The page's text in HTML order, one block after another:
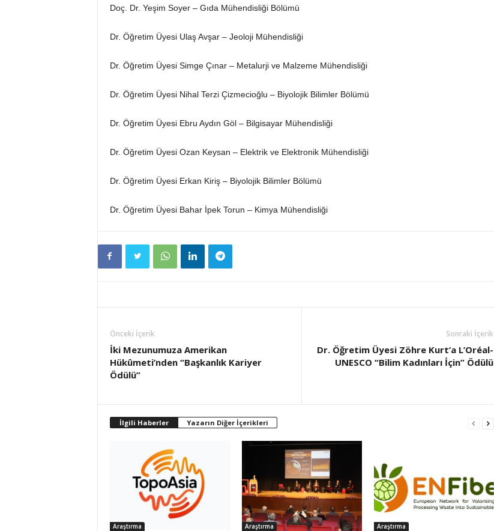
Doç. Dr. Yeşim Soyer – Gıda Mühendisliği Bölümü
Dr. Öğretim Üyesi Ulaş Avşar – Jeoloji Mühendisliği
Dr. Öğretim Üyesi Simge Çınar – Metalurji ve Malzeme Mühendisliği
Dr. Öğretim Üyesi Nihal Terzi Çizmecioğlu – Biyolojik Bilimler Bölümü
Dr. Öğretim Üyesi Ebru Aydın Göl – Bilgisayar Mühendisliği
Dr. Öğretim Üyesi Ozan Keysan – Elektrik ve Elektronik Mühendisliği
Dr. Öğretim Üyesi Erkan Kiriş – Biyolojik Bilimler Bölümü
Dr. Öğretim Üyesi Bahar İpek Torun – Kimya Mühendisliği
Önceki İçerik
İki Mezunumuza Amerikan
Hükûmeti’nden “Başkanlık Kariyer
Ödülü”
Sonraki İçerik
Dr. Öğretim Üyesi Zöhre Kurt’a L’Oréal-
UNESCO “Bilim Kadınları İçin” Ödülü
İlgili Haberler Yazarın Diğer İçerikleri
Araştırma Araştırma Araştırma